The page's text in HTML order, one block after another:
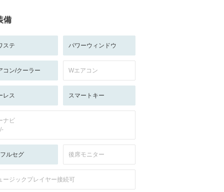
備
ステ パワーウィンドウ
コン/クーラー Wエアコン
レス スマートキー
ナビ
ルセグ 後席モニター
ージックプレイヤー接続可